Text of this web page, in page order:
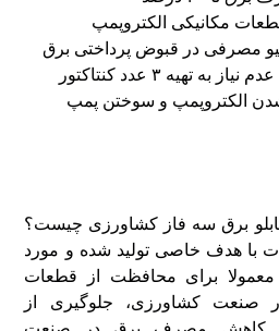
مکانیکی الکتروپمپ
مصرفی در قبوض پرداختی برق
تهیه ۳ عدد کنتاکتور
الکتروپمپ و سوختن پمپ
برق سه فاز کشاورزی چیست؟
با هدف خاصی تولید شده و مورد
معمولا برای محافظت از قطعات
صنعت کشاورزی، جلوگیری از